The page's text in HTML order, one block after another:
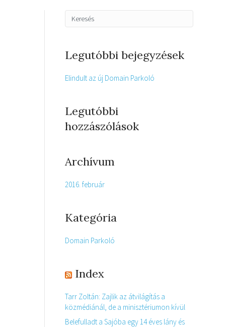
Legutóbbi bejegyzések
Elindult az új Domain Parkoló
Legutóbbi
hozzászólások
Archívum
2016. február
Kategória
Domain Parkoló
Index
Tarr Zoltán: Zajlik az átvilágítás a
közmédiánál, de a minisztériumon kívül
Belefulladt a Sajóba egy 14 éves lány és